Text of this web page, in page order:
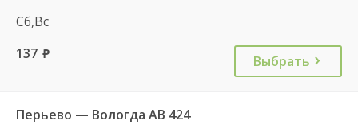
Сб,Вс
137 руб. Выбрать
Перьево — Вологда АВ 424